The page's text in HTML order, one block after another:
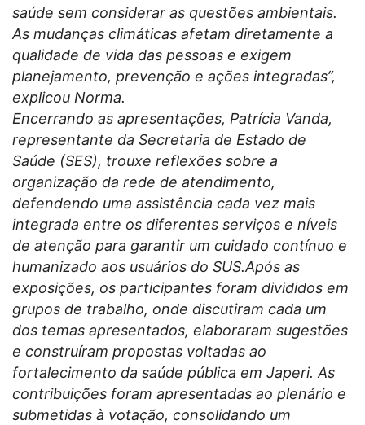
saúde sem considerar as questões ambientais.
As mudanças climáticas afetam diretamente a
qualidade de vida das pessoas e exigem
planejamento, prevenção e ações integradas”,
explicou Norma.
Encerrando as apresentações, Patrícia Vanda,
representante da Secretaria de Estado de
Saúde (SES), trouxe reflexões sobre a
organização da rede de atendimento,
defendendo uma assistência cada vez mais
integrada entre os diferentes serviços e níveis
de atenção para garantir um cuidado contínuo e
humanizado aos usuários do SUS.Após as
exposições, os participantes foram divididos em
grupos de trabalho, onde discutiram cada um
dos temas apresentados, elaboraram sugestões
e construíram propostas voltadas ao
fortalecimento da saúde pública em Japeri. As
contribuições foram apresentadas ao plenário e
submetidas à votação, consolidando um